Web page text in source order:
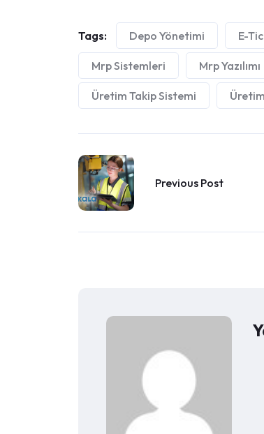
Tags: Depo Yönetimi E-
Mrp Sistemleri Mrp Yazılımı
Üretim Takip Sistemi Üretim
Previous Post